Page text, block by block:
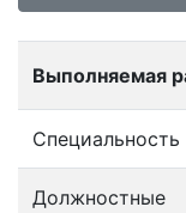
Выполняемая
Специальность
Должностные